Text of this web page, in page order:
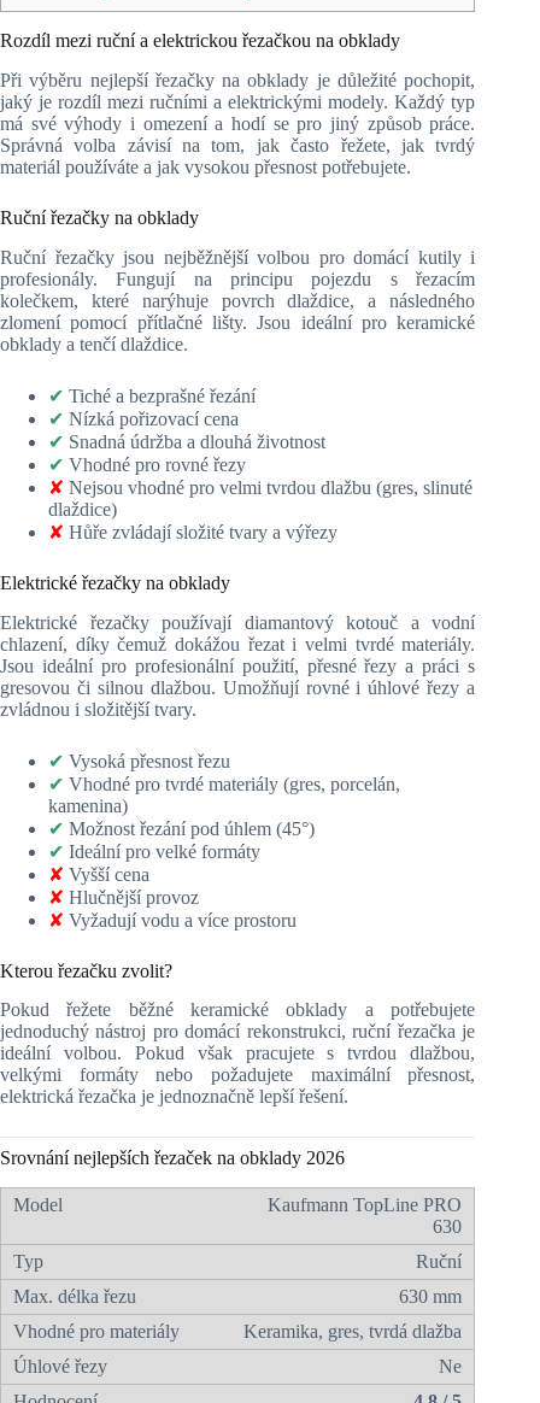
Rozdíl mezi ruční a elektrickou řezačkou na obklady
Při výběru nejlepší řezačky na obklady je důležité pochopit,
jaký je rozdíl mezi ručními a elektrickými modely. Každý typ
má své výhody i omezení a hodí se pro jiný způsob práce.
Správná volba závisí na tom, jak často řežete, jak tvrdý
materiál používáte a jak vysokou přesnost potřebujete.
Ruční řezačky na obklady
Ruční řezačky jsou nejběžnější volbou pro domácí kutily i
profesionály. Fungují na principu pojezdu s řezacím
kolečkem, které narýhuje povrch dlaždice, a následného
zlomení pomocí přítlačné lišty. Jsou ideální pro keramické
obklady a tenčí dlaždice.
✔ Tiché a bezprašné řezání
✔ Nízká pořizovací cena
✔ Snadná údržba a dlouhá životnost
✔ Vhodné pro rovné řezy
✘ Nejsou vhodné pro velmi tvrdou dlažbu (gres, slinuté
dlaždice)
✘ Hůře zvládají složité tvary a výřezy
Elektrické řezačky na obklady
Elektrické řezačky používají diamantový kotouč a vodní
chlazení, díky čemuž dokážou řezat i velmi tvrdé materiály.
Jsou ideální pro profesionální použití, přesné řezy a práci s
gresovou či silnou dlažbou. Umožňují rovné i úhlové řezy a
zvládnou i složitější tvary.
✔ Vysoká přesnost řezu
✔ Vhodné pro tvrdé materiály (gres, porcelán,
kamenina)
✔ Možnost řezání pod úhlem (45°)
✔ Ideální pro velké formáty
✘ Vyšší cena
✘ Hlučnější provoz
✘ Vyžadují vodu a více prostoru
Kterou řezačku zvolit?
Pokud řežete běžné keramické obklady a potřebujete
jednoduchý nástroj pro domácí rekonstrukci, ruční řezačka je
ideální volbou. Pokud však pracujete s tvrdou dlažbou,
velkými formáty nebo požadujete maximální přesnost,
elektrická řezačka je jednoznačně lepší řešení.
Srovnání nejlepších řezaček na obklady 2026
Kaufmann TopLine PRO
630
Ruční
630 mm
Keramika, gres, tvrdá dlažba
Ne